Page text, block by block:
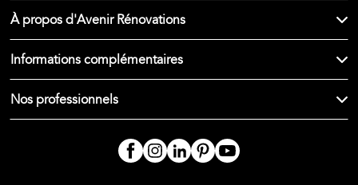
À propos d'Avenir Rénovations
Informations complémentaires
Nos professionnels